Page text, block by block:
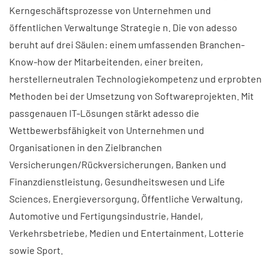
Kerngeschäftsprozesse von Unternehmen und
öffentlichen Verwaltunge Strategie n. Die von adesso
beruht auf drei Säulen: einem umfassenden Branchen-
Know-how der Mitarbeitenden, einer breiten,
herstellerneutralen Technologiekompetenz und erprobten
Methoden bei der Umsetzung von Softwareprojekten. Mit
passgenauen IT-Lösungen stärkt adesso die
Wettbewerbsfähigkeit von Unternehmen und
Organisationen in den Zielbranchen
Versicherungen/Rückversicherungen, Banken und
Finanzdienstleistung, Gesundheitswesen und Life
Sciences, Energieversorgung, Öffentliche Verwaltung,
Automotive und Fertigungsindustrie, Handel,
Verkehrsbetriebe, Medien und Entertainment, Lotterie
sowie Sport.